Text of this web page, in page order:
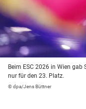
Beim ESC 2026 in Wien
nur für den 23. Platz.
© dpa/Jens Büttner